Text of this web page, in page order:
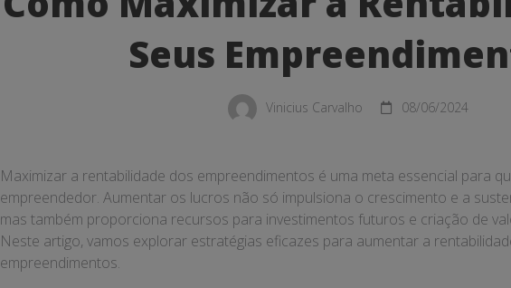
a
Rentabilidade
Empreendimentos
Seus
Vinicius Carvalho 08/06/2024
Maximizar a rentabilidade dos empreendimentos é uma meta essencial para
empreendedor. Aumentar os lucros não só impulsiona o crescimento e a
mas também proporciona recursos para investimentos futuros e criação de
Neste artigo, vamos explorar estratégias eficazes para aumentar a
empreendimentos.